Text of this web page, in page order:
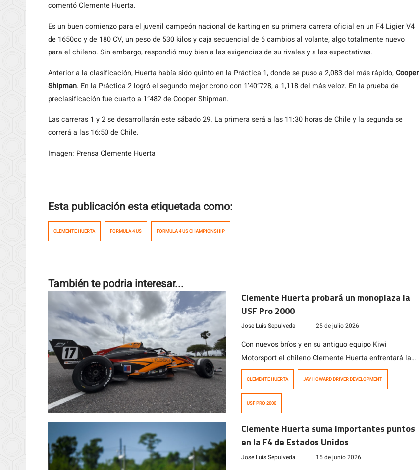
comentó Clemente Huerta.
Es un buen comienzo para el juvenil campeón nacional de karting en su primera carrera oficial en un F4 Ligier V4
de 1650cc y de 180 CV, un peso de 530 kilos y caja secuencial de 6 cambios al volante, algo totalmente nuevo
para el chileno. Sin embargo, respondió muy bien a las exigencias de su rivales y a las expectativas.
Anterior a la clasificación, Huerta había sido quinto en la Práctica 1, donde se puso a 2,083 del más rápido,Cooper
Shipman. En la Práctica 2 logró el segundo mejor crono con 1’40”728, a 1,118 del más veloz. En la prueba de
preclasificación fue cuarto a 1”482 de Cooper Shipman.
Las carreras 1 y 2 se desarrollarán este sábado 29. La primera será a las 11:30 horas de Chile y la segunda se
correrá a las 16:50 de Chile.
Imagen: Prensa Clemente Huerta
Esta publicación esta etiquetada como:
CLEMENTE HUERTA FORMULA 4 US FORMULA 4 US CHAMPIONSHIP
También te podria interesar...
Clemente Huerta probará un monoplaza la
USF Pro 2000
Jose Luis Sepulveda | 25 de julio 2026
Con nuevos bríos y en su antiguo equipo Kiwi
Motorsport el chileno Clemente Huerta enfrentará la
segunda parte del Campeonato de Fórmula 4 de
norteamericano. En tanto que el juvenil piloto ya tiene
fecha en septiembre para probar un auto en el […]
CLEMENTE HUERTA JAY HOWARD DRIVER DEVELOPMENT
USF PRO 2000
Clemente Huerta suma importantes puntos
en la F4 de Estados Unidos
Jose Luis Sepulveda | 15 de junio 2026